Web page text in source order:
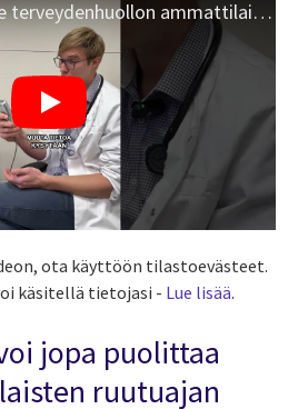
Tekoäly tukee terveydenhuollon ammattilaisten arkea
ota käyttöön tilastoevästeet.
käsitellä tietojasi - Lue lisää.
jopa puolittaa
ruutuajan